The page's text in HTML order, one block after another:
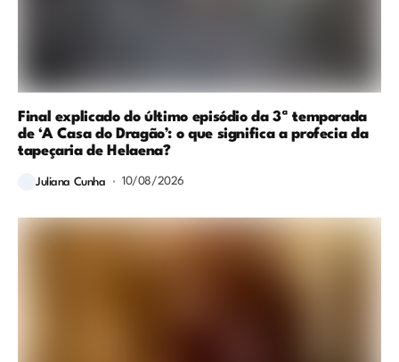
Final explicado do último episódio da 3ª temporada
de ‘A Casa do Dragão’: o que significa a profecia da
tapeçaria de Helaena?
Juliana Cunha 10/08/2026